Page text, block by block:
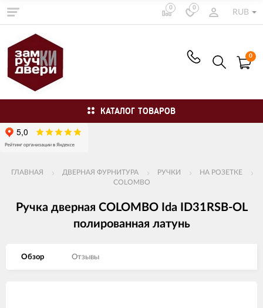
0 0
RUB
0
КАТАЛОГ ТОВАРОВ
ГЛАВНАЯ ДВЕРНАЯ ФУРНИТУРА РУЧКИ
НА РОЗЕТКЕ
COLOMBO
Ручка дверная COLOMBO Ida ID31RSB-OL
полированная латунь
Обзор Отзывы